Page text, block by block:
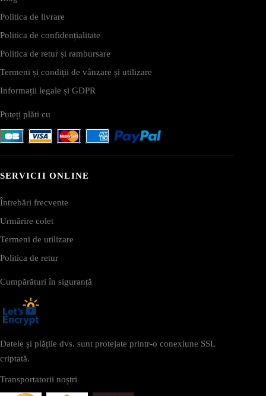
Politica de livrare
Politica de confidențialitate
Politica de retur și rambursare
Termeni și condiții de vânzare și utilizare
Informații legale și GDPR
Puteți plăti cu
SERVICII ONLINE
Întrebări frecvente
Urmărire colet
Termeni de utilizare
Politica de retur
Cumpărături în siguranță
Datele și plățile dvs. sunt protejate printr-o conexiune SSL
criptată.
Transportatorii noștri